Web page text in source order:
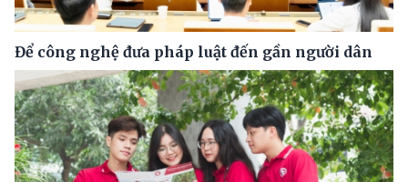
Để công nghệ đưa pháp luật đến gần người dân